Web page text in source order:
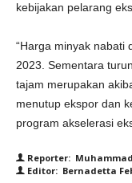
kebijakan pelarang
“Harga minyak nabati
2023. Sementara
tajam merupakan
menutup ekspor dan
program akselerasi
Reporter:
Editor: Bernadetta